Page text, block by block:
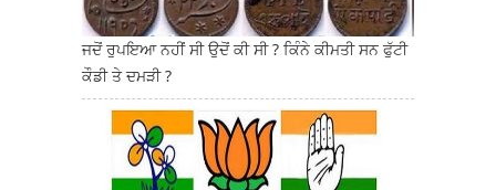
ਜਦੋਂ ਰੁਪਇਆ ਨਹੀਂ ਸੀ ਉਦੋਂ ਕੀ ਸੀ ? ਕਿੰਨੇ ਕੀਮਤੀ ਸਨ ਫੁੱਟੀ
ਕੌਡੀ ਤੇ ਦਮੜੀ ?